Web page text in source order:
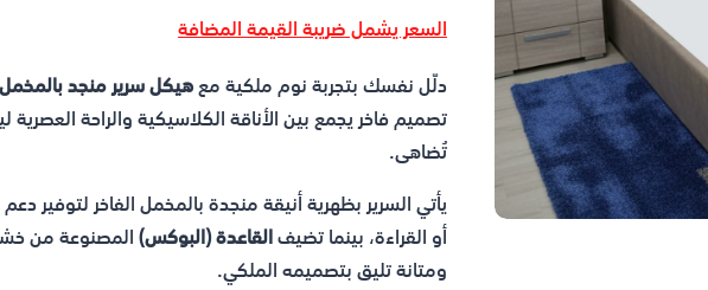
السعر يشمل ضريبة القيمة المضافة
دلّل نفسك بتجربة نوم ملكية معهيكل سرير منجد بالمخمل
تصميم فاخر يجمع بين الأناقة الكلاسيكية والراحة
تُضاهى.
يأتي السرير بظهرية أنيقة منجدة بالمخمل الفاخر لتوفير
أو القراءة، بينما تضيفالقاعدة (البوكس)المصنوعة من
ومتانة تليق بتصميمه الملكي.